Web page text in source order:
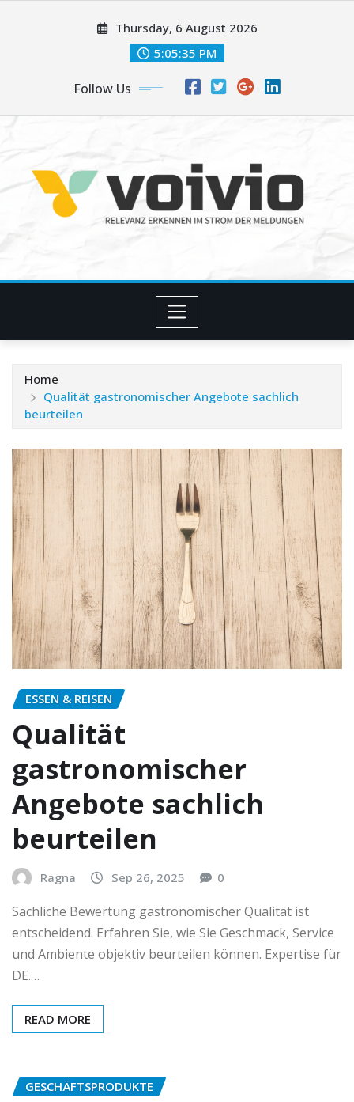
Thursday, 6 August 2026
5:05:36 PM
Follow Us
Home
Qualität gastronomischer Angebote sachlich
beurteilen
ESSEN & REISEN
Qualität
gastronomischer
Angebote sachlich
beurteilen
Ragna Sep 26, 2025 0
Sachliche Bewertung gastronomischer Qualität ist
entscheidend. Erfahren Sie, wie Sie Geschmack, Service
und Ambiente objektiv beurteilen können. Expertise für
DE.…
READ MORE
GESCHÄFTSPRODUKTE